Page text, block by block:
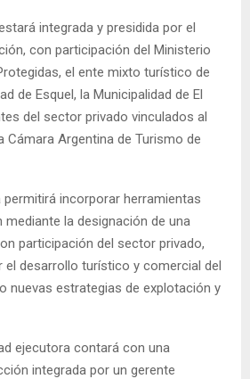
integrada y presidida por el
con participación del Ministerio
el ente mixto turístico de
de Esquel, la Municipalidad de El
del sector privado vinculados al
Cámara Argentina de Turismo de
permitirá incorporar herramientas
la designación de una
participación del sector privado,
el desarrollo turístico y comercial del
nuevas estrategias de explotación y
ejecutora contará con una
integrada por un gerente